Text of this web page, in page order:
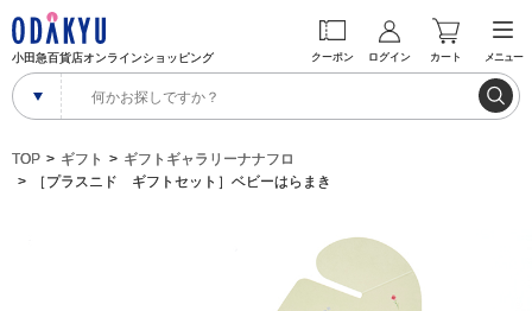
小田急百貨店オンラインショッピング クーポン ログイン カート メニュー
TOP ギフト
ギフトギャラリーナナフロ
［プラスニド ギフトセット］ベビーはらまき